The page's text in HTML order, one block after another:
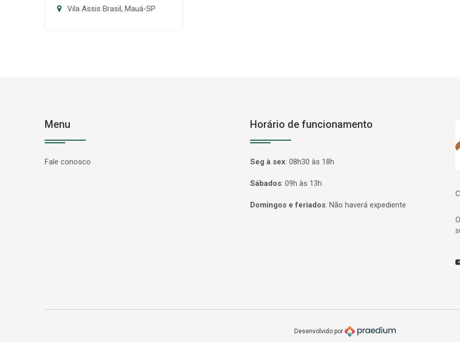
Vila Assis Brasil, Mauá-SP
Menu
Fale conosco
Horário de funcionamento
Seg à sex: 08h30 às 18h
Sábados: 09h às 13h
Domingos e feriados: Não haverá expediente
Desenvolvido por